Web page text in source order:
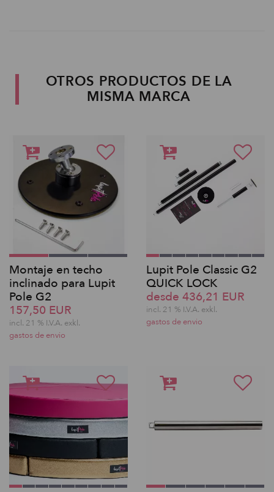
OTROS PRODUCTOS DE LA
MISMA MARCA
Montaje en techo
inclinado para Lupit
Pole G2
157,50 EUR
incl. 21 % I.V.A. exkl.
gastos de envio
Lupit Pole Classic G2
QUICK LOCK
desde 436,21 EUR
incl. 21 % I.V.A. exkl.
gastos de envio